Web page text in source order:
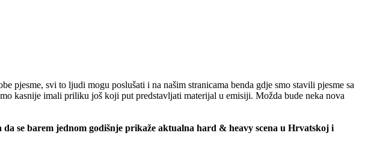
pjesme, svi to ljudi mogu poslušati i na našim stranicama benda gdje smo stavili pjesme sa
kasnije imali priliku još koji put predstavljati materijal u emisiji. Možda bude neka nova
se barem jednom godišnje prikaže aktualna hard & heavy scena u Hrvatskoj i